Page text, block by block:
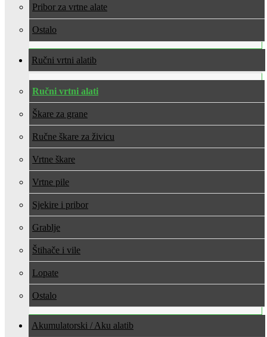
Pribor za vrtne alate
Ostalo
Ručni vrtni alati
Ručni vrtni alati
Škare za grane
Ručne škare za živicu
Vrtne škare
Vrtne pile
Sjekire i pribor
Grablje
Štihače i vile
Lopate
Ostalo
Akumulatorski / Aku alati